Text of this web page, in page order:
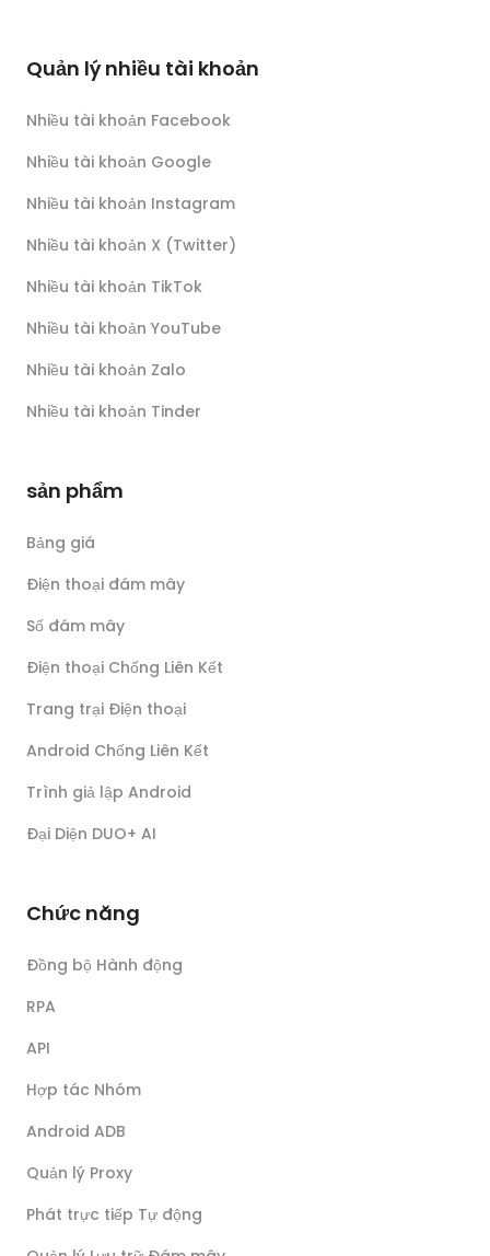
Quản lý nhiều tài khoản
Nhiều tài khoản Facebook
Nhiều tài khoản Google
Nhiều tài khoản Instagram
Nhiều tài khoản X (Twitter)
Nhiều tài khoản TikTok
Nhiều tài khoản YouTube
Nhiều tài khoản Zalo
Nhiều tài khoản Tinder
sản phẩm
Bảng giá
Điện thoại đám mây
Số đám mây
Điện thoại Chống Liên Kết
Trang trại Điện thoại
Android Chống Liên Kết
Trình giả lập Android
Đại Diện DUO+ AI
Chức năng
Đồng bộ Hành động
RPA
API
Hợp tác Nhóm
Android ADB
Quản lý Proxy
Phát trực tiếp Tự động